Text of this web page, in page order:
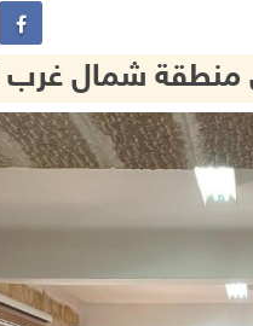
منطقة شمال